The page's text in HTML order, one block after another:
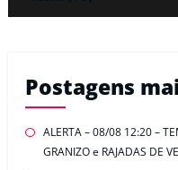
Postagens
ALERTA – 08/08 12:20 –
GRANIZO e RAJADAS DE